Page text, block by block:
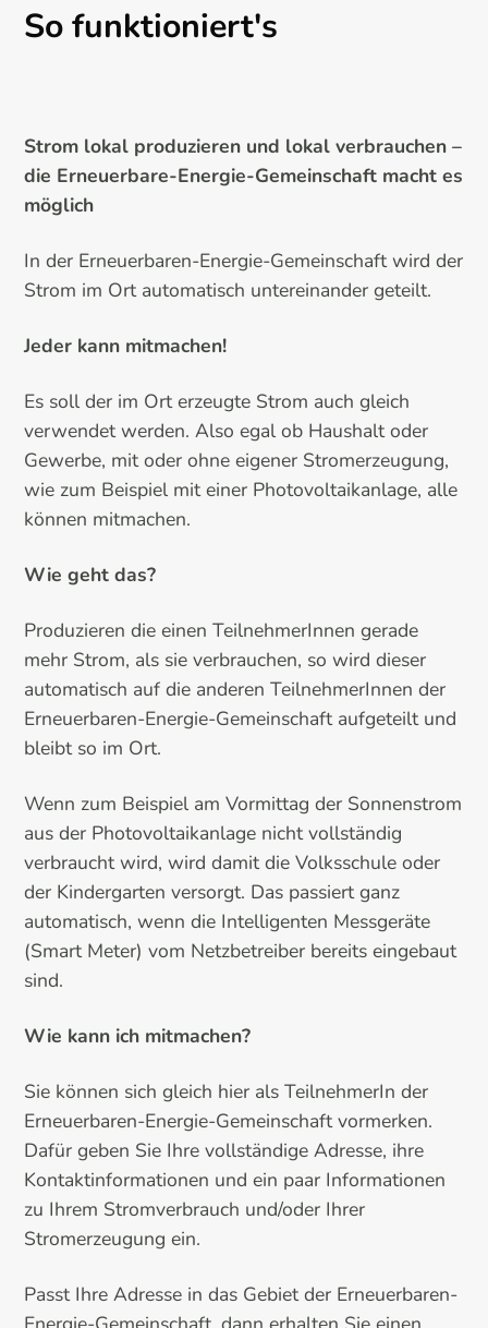
So funktioniert's
Strom lokal produzieren und lokal verbrauchen –
die Erneuerbare-Energie-Gemeinschaft macht es
möglich
In der Erneuerbaren-Energie-Gemeinschaft wird der
Strom im Ort automatisch untereinander geteilt.
Jeder kann mitmachen!
Es soll der im Ort erzeugte Strom auch gleich
verwendet werden. Also egal ob Haushalt oder
Gewerbe, mit oder ohne eigener Stromerzeugung,
wie zum Beispiel mit einer Photovoltaikanlage, alle
können mitmachen.
Wie geht das?
Produzieren die einen TeilnehmerInnen gerade
mehr Strom, als sie verbrauchen, so wird dieser
automatisch auf die anderen TeilnehmerInnen der
Erneuerbaren-Energie-Gemeinschaft aufgeteilt und
bleibt so im Ort.
Wenn zum Beispiel am Vormittag der Sonnenstrom
aus der Photovoltaikanlage nicht vollständig
verbraucht wird, wird damit die Volksschule oder
der Kindergarten versorgt. Das passiert ganz
automatisch, wenn die Intelligenten Messgeräte
(Smart Meter) vom Netzbetreiber bereits eingebaut
sind.
Wie kann ich mitmachen?
Sie können sich gleich hier als TeilnehmerIn der
Erneuerbaren-Energie-Gemeinschaft vormerken.
Dafür geben Sie Ihre vollständige Adresse, ihre
Kontaktinformationen und ein paar Informationen
zu Ihrem Stromverbrauch und/oder Ihrer
Stromerzeugung ein.
Passt Ihre Adresse in das Gebiet der Erneuerbaren-